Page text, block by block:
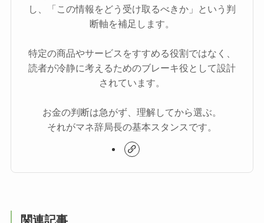
し、「この情報をどう受け取るべきか」という判
断軸を補足します。
特定の商品やサービスをすすめる役割ではなく、
読者が冷静に考えるためのブレーキ役として設計
されています。
お金の判断は急がず、理解してから選ぶ。
それがマネ辞局長の基本スタンスです。
関連記事